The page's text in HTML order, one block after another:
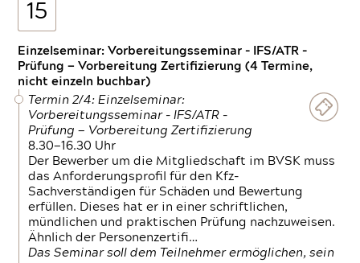
15
Einzelseminar: Vorbereitungsseminar - IFS/ATR -
Prüfung — Vorbereitung Zertifizierung (4 Termine,
nicht einzeln buchbar)
Termin 2/4: Einzelseminar:
Vorbereitungsseminar - IFS/ATR -
Prüfung — Vorbereitung Zertifizierung
8.30—16.30 Uhr
Der Bewerber um die Mitgliedschaft im BVSK muss
das Anforderungsprofil für den Kfz-
Sachverständigen für Schäden und Bewertung
erfüllen. Dieses hat er in einer schriftlichen,
mündlichen und praktischen Prüfung nachzuweisen.
Ähnlich der Personenzertifi…
Das Seminar soll dem Teilnehmer ermöglichen, sein